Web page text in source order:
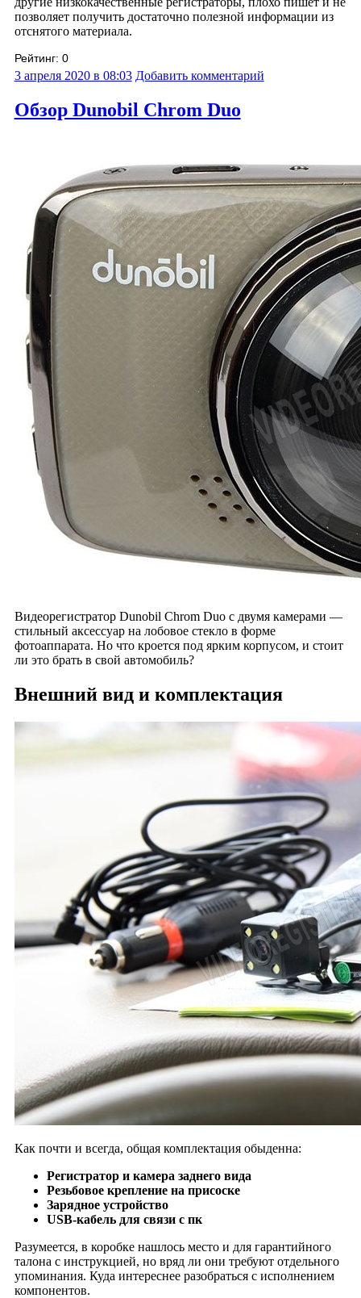
позволяет получить достаточно полезной информации из
отснятого материала.
Рейтинг: 0
3 апреля 2020 в 08:03 Добавить комментарий
Обзор Dunobil Chrom Duo
Видеорегистратор Dunobil Chrom Duo с двумя камерами —
стильный аксессуар на лобовое стекло в форме
фотоаппарата. Но что кроется под ярким корпусом, и стоит
ли это брать в свой автомобиль?
Внешний вид и комплектация
Как почти и всегда, общая комплектация обыденна:
Регистратор и камера заднего вида
Резьбовое крепление на присоске
Зарядное устройство
USB-кабель для связи с пк
Разумеется, в коробке нашлось место и для гарантийного
талона с инструкцией, но вряд ли они требуют отдельного
упоминания. Куда интереснее разобраться с исполнением
компонентов.